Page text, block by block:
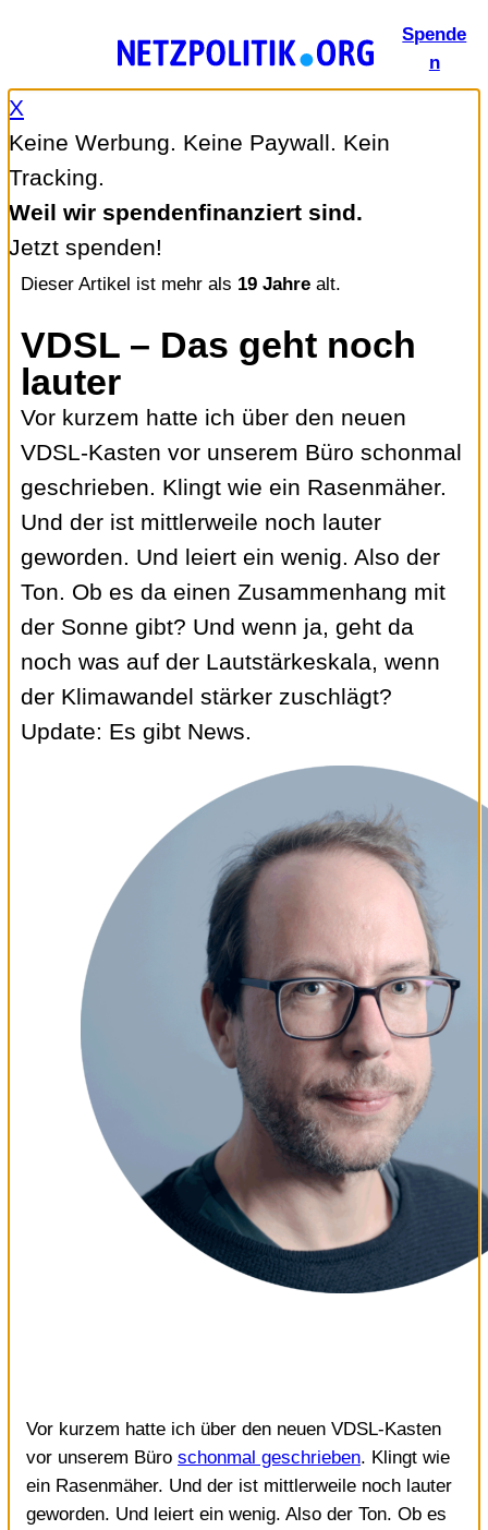
springen
Spende
n
X
Keine Werbung. Keine Paywall. Kein
Tracking.
Weil wir spendenfinanziert sind.
Jetzt spenden!
Dieser Artikel ist mehr als 19 Jahrealt.
VDSL – Das geht noch
lauter
Vor kurzem hatte ich über den neuen
VDSL-Kasten vor unserem Büro schonmal
geschrieben. Klingt wie ein Rasenmäher.
Und der ist mittlerweile noch lauter
geworden. Und leiert ein wenig. Also der
Ton. Ob es da einen Zusammenhang mit
der Sonne gibt? Und wenn ja, geht da
noch was auf der Lautstärkeskala, wenn
der Klimawandel stärker zuschlägt?
Update: Es gibt News.
Vor kurzem hatte ich über den neuen VDSL-Kasten
vor unserem Büro schonmal geschrieben. Klingt wie
ein Rasenmäher. Und der ist mittlerweile noch lauter
geworden. Und leiert ein wenig. Also der Ton. Ob es